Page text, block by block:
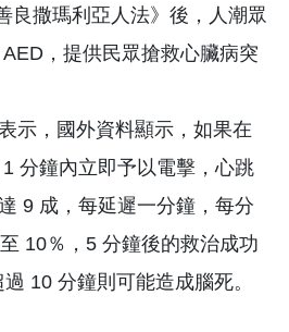
良撒瑪利亞人法》後，人潮眾
，提供民眾搶救心臟病突
示，國外資料顯示，如果在
分鐘內立即予以電擊，心跳
9 成，每延遲一分鐘，每分
10％，5 分鐘後的救治成功
10 分鐘則可能造成腦死。